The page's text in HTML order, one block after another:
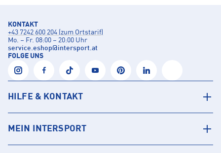
KONTAKT
+43 7242 600 204 (zum Ortstarif)
Mo. – Fr. 08:00 – 20:00 Uhr
service.eshop@intersport.at
FOLGE UNS
HILFE & KONTAKT
MEIN INTERSPORT